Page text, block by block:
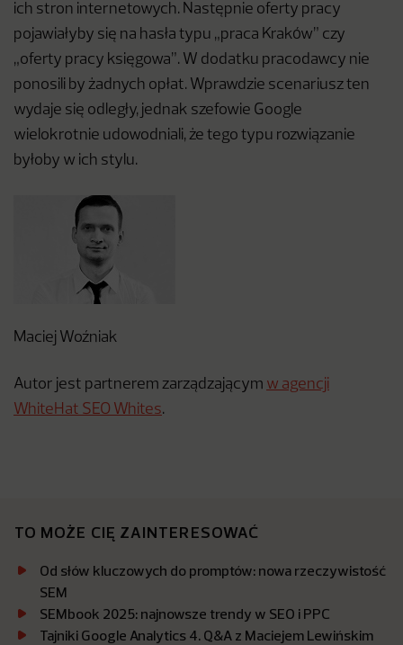
ich stron internetowych. Następnie oferty pracy
pojawiałyby się na hasła typu „praca Kraków” czy
„oferty pracy księgowa”. W dodatku pracodawcy nie
ponosili by żadnych opłat. Wprawdzie scenariusz ten
wydaje się odległy, jednak szefowie Google
wielokrotnie udowodniali, że tego typu rozwiązanie
byłoby w ich stylu.
Maciej Woźniak
Autor jest partnerem zarządzającym w agencji
WhiteHat SEO Whites.
TO MOŻE CIĘ ZAINTERESOWAĆ
Od słów kluczowych do promptów: nowa rzeczywistość
SEM
SEMbook 2025: najnowsze trendy w SEO i PPC
Tajniki Google Analytics 4. Q&A z Maciejem Lewińskim